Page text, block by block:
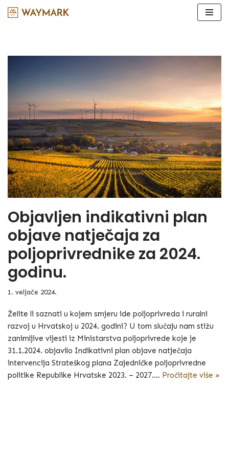
Objavljen indikativni plan
objave natječaja za
poljoprivrednike za 2024.
godinu.
1. veljače 2024.
Želite li saznati u kojem smjeru ide poljoprivreda i ruralni
razvoj u Hrvatskoj u 2024. godini? U tom slučaju nam stižu
zanimljive vijesti iz Ministarstva poljoprivrede koje je
31.1.2024. objavilo Indikativni plan objave natječaja
intervencija Strateškog plana Zajedničke poljoprivredne
politike Republike Hrvatske 2023. – 2027.… Pročitajte više »